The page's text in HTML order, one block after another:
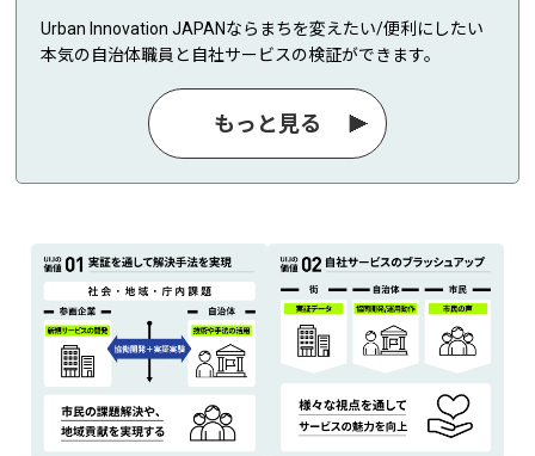
Urban Innovation JAPANならまちを変えたい/便利にしたい
本気の自治体職員と自社サービスの検証ができます。
もっと見る